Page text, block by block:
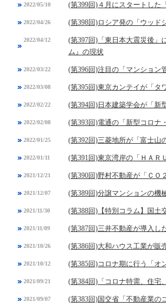
2022/05/10 (第399回)４月にスタートした
2022/04/26 (第398回)ロシア発の「ウッド
2022/04/12
(第397回)「東日本大震災後」
ム』の現状
2022/03/22 (第396回)注目の「マンション
2022/03/08 (第395回)東京カンテイが「タ
2022/02/22 (第394回)日本建築学会が「新
2022/02/08 (第393回)電通の「新型コロナ
2022/01/25 (第392回)三菱地所が「富士山
2022/01/11 (第391回)東京湾岸の「ＨＡ
2021/12/21 (第390回)野村不動産が「ＣＯ
2021/12/07 (第389回)分譲マンションの機
2021/11/30 (第388回)【特別コラム】国土
2021/11/09 (第387回)三井不動産が導入し
2021/10/26 (第386回)大和ハウス工業が販
2021/10/12 (第385回)コロナ期に行う「オ
2021/09/21 (第384回)「コロナ特需、住宅
2021/09/07 (第383回)国交省「不動産業の